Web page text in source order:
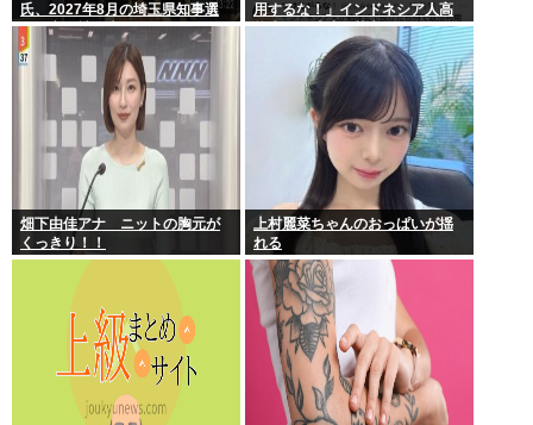
氏、2027年8月の埼玉県知事選
への立候補を表明
用するな！」インドネシア人高
校生の始球式に苦言www
畑下由佳アナ ニットの胸元が
くっきり！！
上村麗菜ちゃんのおっぱいが揺
れる